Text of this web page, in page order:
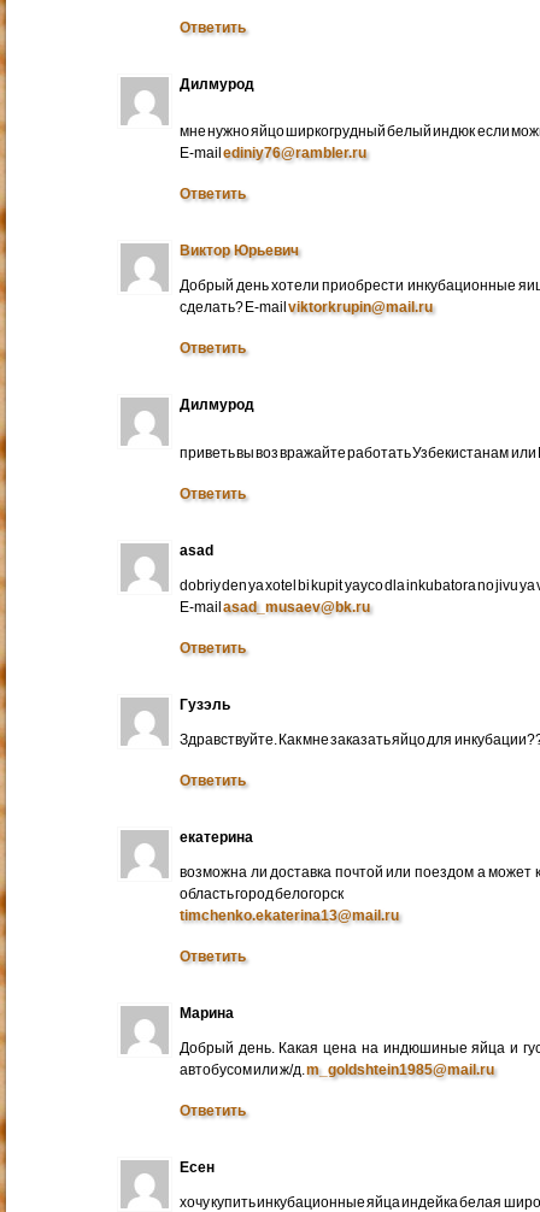
Ответить
Дилмурод
мне нужно яйцо ширкогрудный белый индюк если
E-mailediniy76@rambler.ru
Ответить
Виктор Юрьевич
Добрый день хотели приобрести инкубационные
сделать? E-mailviktorkrupin@mail.ru
Ответить
Дилмурод
приветь вы воз вражайте работать Узбекистанам
Ответить
asad
dobriy den ya xotel bi kupit yayco dla inkubatora no jivu ya
E-mailasad_musaev@bk.ru
Ответить
Гузэль
Здравствуйте. Как мне заказать яйцо для
Ответить
екатерина
возможна ли доставка почтой или поездом а
область город белогорск
timchenko.ekaterina13@mail.ru
Ответить
Марина
Добрый день. Какая цена на индюшиные яйца и
автобусом или ж/д.m_goldshtein1985@mail.ru
Ответить
Есен
хочу купить инкубационные яйца индейка белая